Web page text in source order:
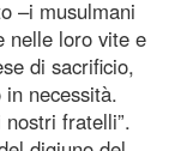
–i musulmani
nelle loro vite e
di sacrificio,
necessità.
fratelli”.